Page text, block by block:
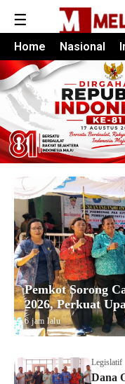
☰
Home Nasional
Pemkot Sorong
2026, Perkuat
6 jam lalu
Legislatif
Dana